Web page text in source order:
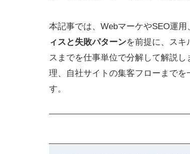
本記事では、WebマーケやSEO運
ィスと失敗パターンを前提に、ス
スまでを仕事単位で分解して解説
理、自社サイトの集客フローまで
す。